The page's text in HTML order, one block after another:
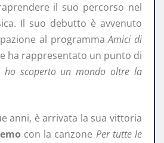
il suo percorso nel
Il suo debutto è avvenuto
al programmaAmici di
ha rappresentato un punto di
ho scoperto un mondo oltre la
anni, è arrivata la sua vittoria
con la canzone Per tutte le